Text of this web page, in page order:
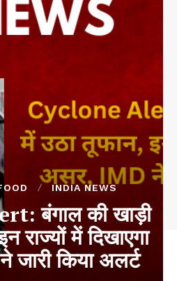
INDIA NEWS
बंगाल की खाड़ी
राज्यों में दिखाएगा
किया अलर्ट